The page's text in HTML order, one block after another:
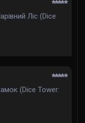
Ліс (Dice
(Dice Tower: